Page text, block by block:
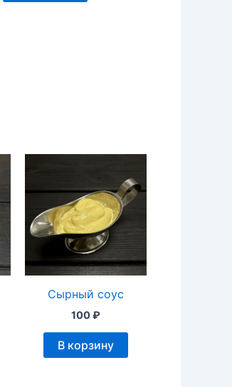
Сырный соус
100₽
В корзину